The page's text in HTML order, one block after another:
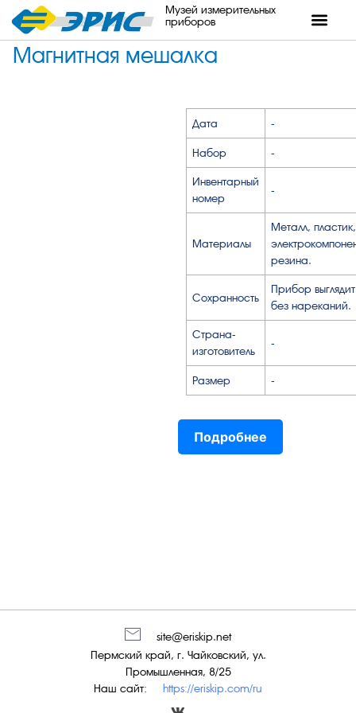
Музей измерительных
приборов
Магнитная мешалка
Дата -
Набор -
Инвентарный
номер
-
Материалы
Металл, пластик,
резина.
Сохранность
Прибор выглядит
без нареканий.
Страна-
изготовитель
-
Размер -
Подробнее
Наш сайт: https://eriskip.com/ru
Пермский край, г. Чайковский, ул.
Промышленная, 8/25
site@eriskip.net